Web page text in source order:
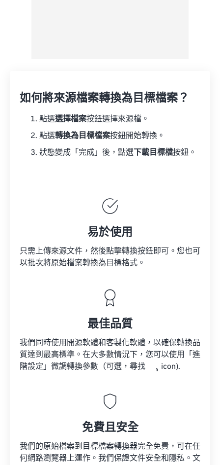
如何將來源檔案轉換為目標檔案？
點選選擇檔案按鈕選擇來源檔。
點選轉換為目標檔案按鈕開始轉換。
狀態變成「完成」後，點選 下載目標檔按鈕。
易於使用
只需上傳來源文件，然後點擊轉換按鈕即可。您也可
以批次將原始檔案轉換為目標格式。
最佳品質
我們同時使用開源軟體和客製化軟體，以確保轉換品
質達到最高標準。在大多數情況下，您可以使用「進
階設定」微調轉換參數（可選，尋找
icon).
免費且安全
我們的原始檔案到目標檔案轉換器完全免費，可在任
何網路瀏覽器上運作。我們保證文件安全和隱私。文